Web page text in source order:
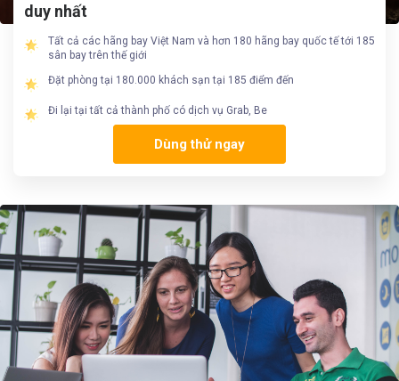
duy nhất
Tất cả các hãng bay Việt Nam và hơn 180 hãng bay quốc tế tới 185
sân bay trên thế giới
Đặt phòng tại 180.000 khách sạn tại 185 điểm đến
Đi lại tại tất cả thành phố có dịch vụ Grab, Be
Dùng thử ngay